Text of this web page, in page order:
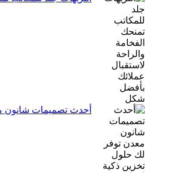
أحدث تصميمات شانون